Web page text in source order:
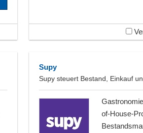
Supy
Supy steuert Bestand, Einkauf
of-House-